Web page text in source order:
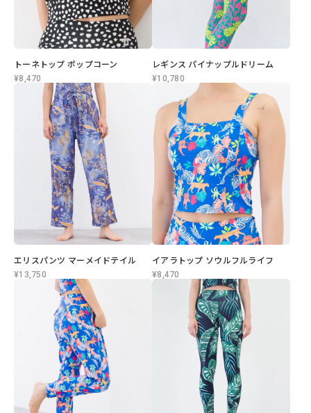
トーネトップ ポップコーン
¥8,470
レギンス パイナップルドリーム
¥10,780
エリスパンツ マーメイドテイル
¥13,750
イアラトップ ソウルフルライフ
¥8,470